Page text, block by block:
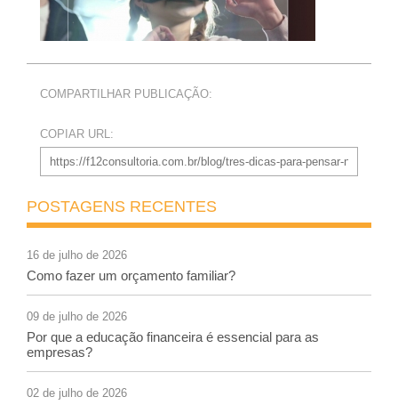
COMPARTILHAR PUBLICAÇÃO:
COPIAR URL:
POSTAGENS RECENTES
16 de julho de 2026
Como fazer um orçamento familiar?
09 de julho de 2026
Por que a educação financeira é essencial para as
empresas?
02 de julho de 2026